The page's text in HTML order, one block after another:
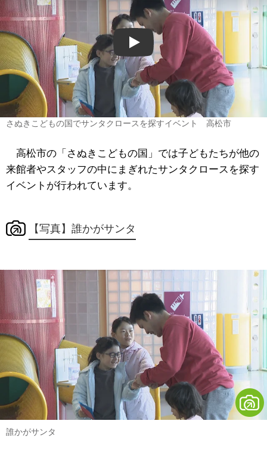
Play
さぬきこどもの国でサンタクロースを探すイベント 高松市
高松市の「さぬきこどもの国」では子どもたちが他の
来館者やスタッフの中にまぎれたサンタクロースを探す
イベントが行われています。
【写真】誰かがサンタ
誰かがサンタ